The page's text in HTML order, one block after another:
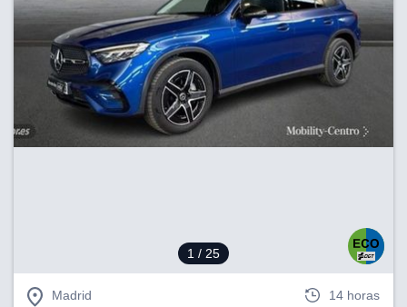
1 / 25
Madrid 14 horas